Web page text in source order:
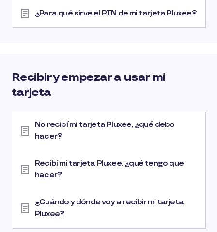
¿Para qué sirve el PIN de mi tarjeta Pluxee?
Recibir y empezar a usar mi
tarjeta
No recibí mi tarjeta Pluxee, ¿qué debo
hacer?
Recibí mi tarjeta Pluxee, ¿qué tengo que
hacer?
¿Cuándo y dónde voy a recibir mi tarjeta
Pluxee?